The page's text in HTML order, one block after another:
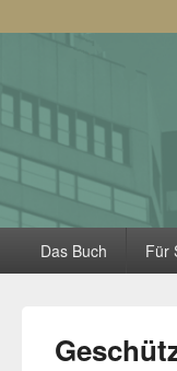
Kleine
Hauptmenü
Das Buch Für